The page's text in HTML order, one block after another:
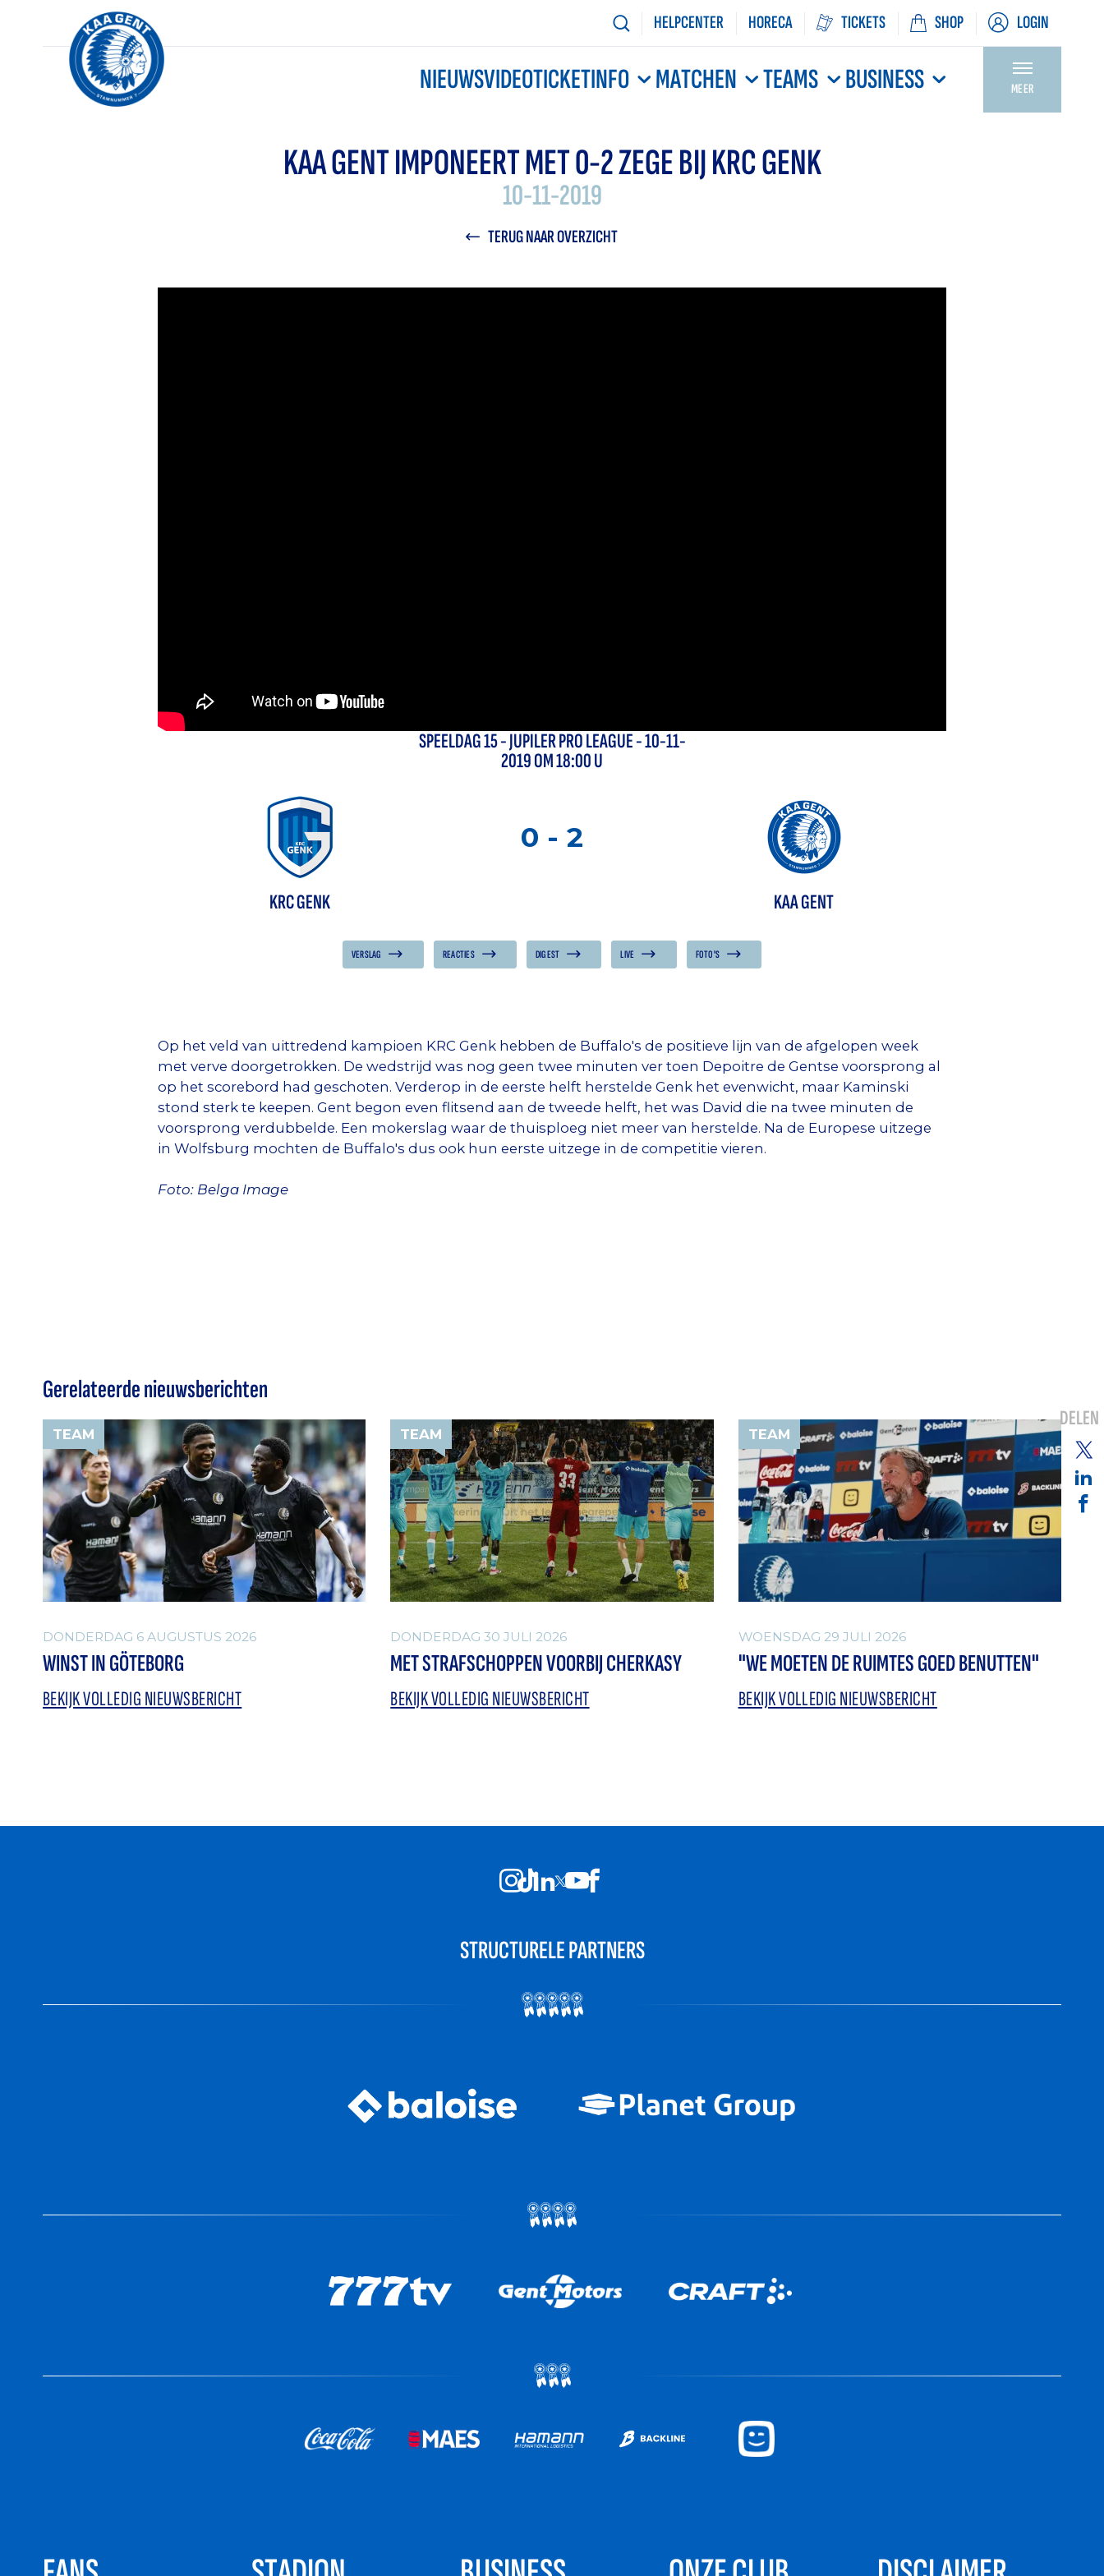
HELPCENTER HORECA TICKETS SHOP LOGIN
NIEUWSVIDEOTICKETINFO MATCHEN TEAMS BUSINESS MEER
KAA GENT IMPONEERT MET 0-2 ZEGE BIJ KRC GENK
10-11-2019
TERUG NAAR OVERZICHT
SPEELDAG15-JUPILER PRO LEAGUE- 10-11-
2019 OM 18:00 U
0 - 2
KRC GENK KAA GENT
VERSLAG REACTIES DIGEST LIVE FOTO'S
Op het veld van uittredend kampioen KRC Genk hebben de Buffalo's de positieve lijn van de afgelopen week
met verve doorgetrokken. De wedstrijd was nog geen twee minuten ver toen Depoitre de Gentse voorsprong al
op het scorebord had geschoten. Verderop in de eerste helft herstelde Genk het evenwicht, maar Kaminski
stond sterk te keepen. Gent begon even flitsend aan de tweede helft, het was David die na twee minuten de
voorsprong verdubbelde. Een mokerslag waar de thuisploeg niet meer van herstelde. Na de Europese uitzege
in Wolfsburg mochten de Buffalo's dus ook hun eerste uitzege in de competitie vieren.
Foto: Belga Image
Gerelateerde nieuwsberichten
TEAM
DONDERDAG 6 AUGUSTUS 2026
WINST IN GÖTEBORG
BEKIJK VOLLEDIG NIEUWSBERICHT
TEAM
DONDERDAG 30 JULI 2026
MET STRAFSCHOPPEN VOORBIJ CHERKASY
BEKIJK VOLLEDIG NIEUWSBERICHT
TEAM
WOENSDAG 29 JULI 2026
"WE MOETEN DE RUIMTES GOED BENUTTEN"
BEKIJK VOLLEDIG NIEUWSBERICHT
DELEN
STRUCTURELE PARTNERS